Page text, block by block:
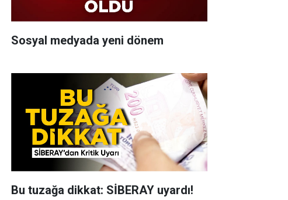
Sosyal medyada yeni dönem
Bu tuzağa dikkat: SİBERAY uyardı!